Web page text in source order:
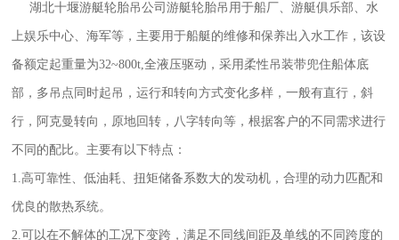
湖北十堰游艇轮胎吊公司游艇轮胎吊用于船厂、游艇俱乐部、水
上娱乐中心、海军等，主要用于船艇的维修和保养出入水工作，该设
备额定起重量为32~800t,全液压驱动，采用柔性吊装带兜住船体底
部，多吊点同时起吊，运行和转向方式变化多样，一般有直行，斜
行，阿克曼转向，原地回转，八字转向等，根据客户的不同需求进行
不同的配比。主要有以下特点：
1.高可靠性、低油耗、扭矩储备系数大的发动机，合理的动力匹配和
优良的散热系统。
2.可以在不解体的工况下变跨，满足不同线间距及单线的不同跨度的